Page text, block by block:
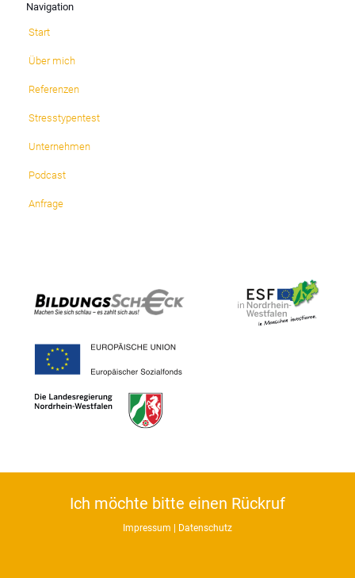
Navigation
Start
Über mich
Referenzen
Stresstypentest
Unternehmen
Podcast
Anfrage
Ich möchte bitte einen Rückruf
Impressum Datenschutz